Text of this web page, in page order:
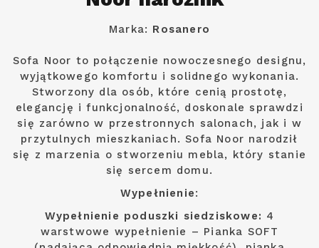
Marka: Rosanero
Sofa Noor to połączenie nowoczesnego designu,
wyjątkowego komfortu i solidnego wykonania.
Stworzony dla osób, które cenią prostotę,
elegancję i funkcjonalność, doskonale sprawdzi
się zarówno w przestronnych salonach, jak i w
przytulnych mieszkaniach. Sofa Noor narodził
się z marzenia o stworzeniu mebla, który stanie
się sercem domu.
Wypełnienie:
Wypełnienie poduszki siedziskowe: 4
warstwowe wypełnienie – Pianka SOFT